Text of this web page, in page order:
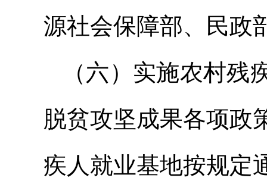
源社会保障部、民政
（六）实施农村
脱贫攻坚成果各项政
疾人就业基地按规定